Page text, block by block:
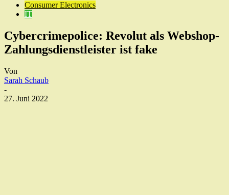
Consumer Electronics
IT
Cybercrimepolice: Revolut als Webshop-
Zahlungsdienstleister ist fake
Von
Sarah Schaub
-
27. Juni 2022